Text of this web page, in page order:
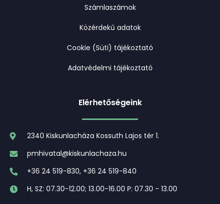
Számlaszámok
Közérdekű adatok
Cookie (Süti) tájékoztató
Adatvédelmi tájékoztató
Elérhetőségeink
2340 Kiskunlacháza Kossuth Lajos tér 1.
pmhivatal@kiskunlachaza.hu
+36 24 519-830, +36 24 519-840
H, SZ: 07.30-12.00; 13.00-16.00 P: 07.30 - 13.00